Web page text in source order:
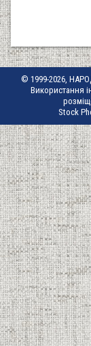
© 1999-2026,
Використання
Stock